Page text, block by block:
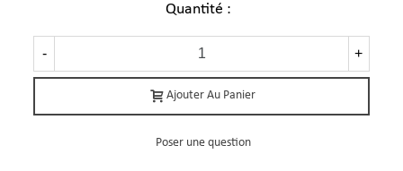
Quantité :
- +
Ajouter Au Panier
Poser une question